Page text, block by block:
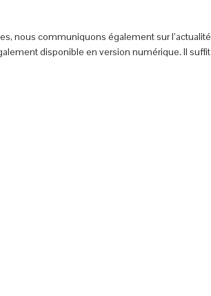
nous communiquons également sur l’actualité
disponible en version numérique. Il suffit